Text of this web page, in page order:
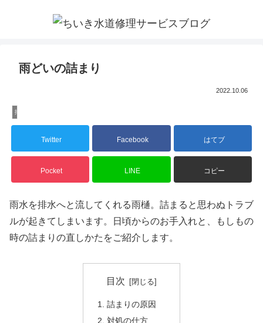
雨どいの詰まり
2022.10.06
排水詰まり
Twitter Facebook はてブ
Pocket LINE コピー
雨水を排水へと流してくれる雨樋。詰まると思わぬトラブ
ルが起きてしまいます。日頃からのお手入れと、もしもの
時の詰まりの直しかたをご紹介します。
目次
詰まりの原因
対処の仕方